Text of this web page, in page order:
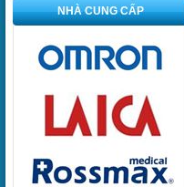
NHÀ CUNG CẤP